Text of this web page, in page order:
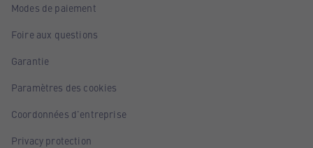
Modes de paiement
Foire aux questions
Garantie
Paramètres des cookies
Coordonnées d'entreprise
Privacy protection